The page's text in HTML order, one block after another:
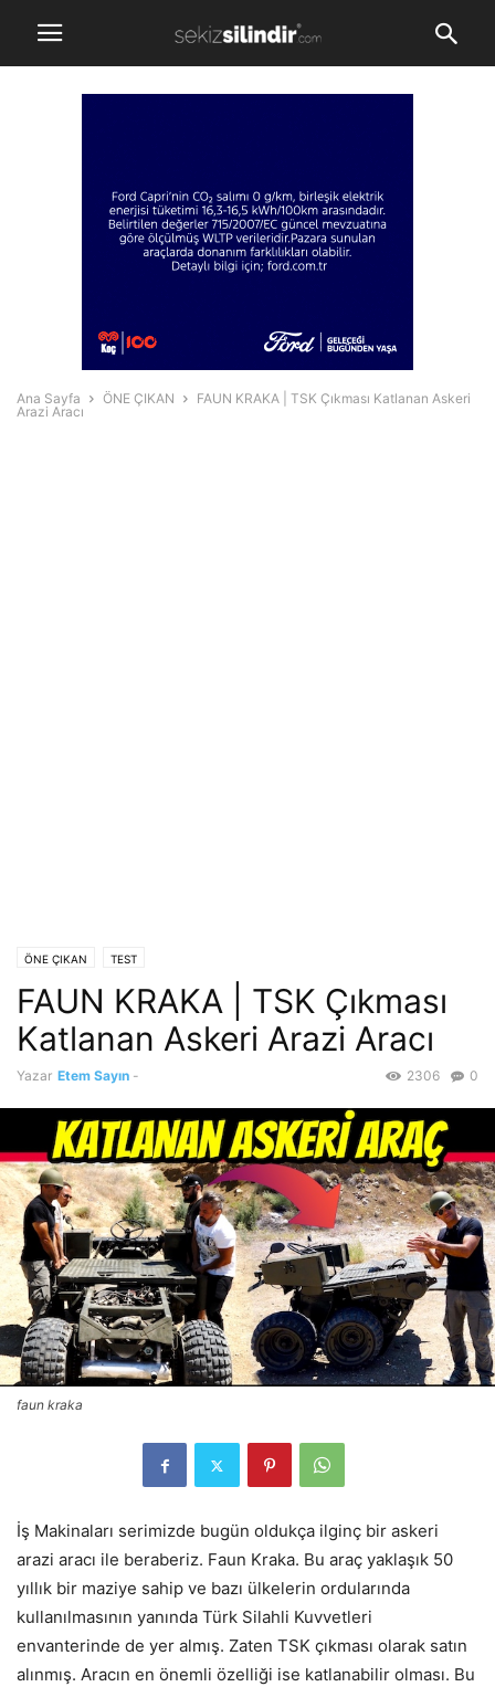
Ana Sayfa ÖNE ÇIKAN
FAUN KRAKA | TSK Çıkması Katlanan Askeri
Arazi Aracı
ÖNE ÇIKAN TEST
FAUN KRAKA | TSK Çıkması
Katlanan Askeri Arazi Aracı
Yazar Etem Sayın - 0
2306
faun kraka
İş Makinaları serimizde bugün oldukça ilginç bir askeri
arazi aracı ile beraberiz. Faun Kraka. Bu araç yaklaşık 50
yıllık bir maziye sahip ve bazı ülkelerin ordularında
kullanılmasının yanında Türk Silahli Kuvvetleri
envanterinde de yer almış. Zaten TSK çıkması olarak satın
alınmış. Aracın en önemli özelliği ise katlanabilir olması. Bu